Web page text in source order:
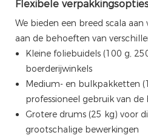
Flexibele
We bieden een breed scala
aan de behoeften van
Kleine foliebuidels (100 g,
boerderijwinkels
Medium- en bulkpakketten
professioneel gebruik van de
Grotere drums (25 kg) voor
grootschalige bewerkingen